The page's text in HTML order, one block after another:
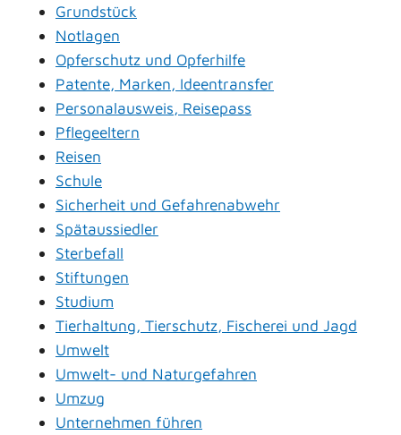
Grundstück
Notlagen
Opferschutz und Opferhilfe
Patente, Marken, Ideentransfer
Personalausweis, Reisepass
Pflegeeltern
Reisen
Schule
Sicherheit und Gefahrenabwehr
Spätaussiedler
Sterbefall
Stiftungen
Studium
Tierhaltung, Tierschutz, Fischerei und Jagd
Umwelt
Umwelt- und Naturgefahren
Umzug
Unternehmen führen